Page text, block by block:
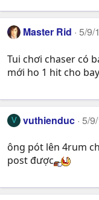
Master Rid 5/9/
Tui chơi chaser có
mới ho 1 hit cho
V vuthienduc 5/
ông pót lên 4rum
post được